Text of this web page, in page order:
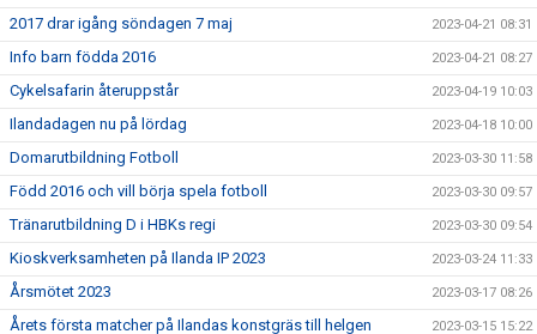
2017 drar igång söndagen 7 maj 2023-04-21 08:31
Info barn födda 2016 2023-04-21 08:27
Cykelsafarin återuppstår 2023-04-19 10:03
Ilandadagen nu på lördag 2023-04-18 10:00
Domarutbildning Fotboll 2023-03-30 11:58
Född 2016 och vill börja spela fotboll 2023-03-30 09:57
Tränarutbildning D i HBKs regi 2023-03-30 09:54
Kioskverksamheten på Ilanda IP 2023 2023-03-24 11:33
Årsmötet 2023 2023-03-17 08:26
Årets första matcher på Ilandas konstgräs till helgen 2023-03-15 15:22